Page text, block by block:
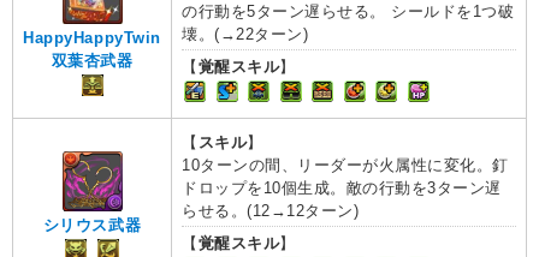
HappyHappyTwin
双葉杏武器
の行動を5ターン遅らせる。 シールドを1つ破
壊。(→22ターン)
【覚醒スキル】
シリウス武器
【 スキル】
10ターンの間、リーダーが火属性に変化。釘
ドロップを10個生成。敵の行動を3ターン遅
らせる。(12→12ターン)
【覚醒スキル】